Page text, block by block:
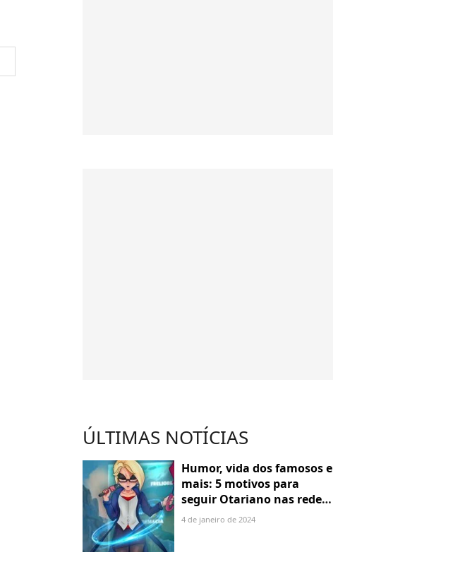
ÚLTIMAS NOTÍCIAS
Humor, vida dos famosos e
mais: 5 motivos para
seguir Otariano nas redes
sociais
4 de janeiro de 2024